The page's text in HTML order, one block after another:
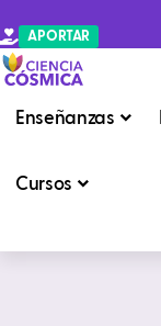
APORTAR
Enseñanzas
Cursos